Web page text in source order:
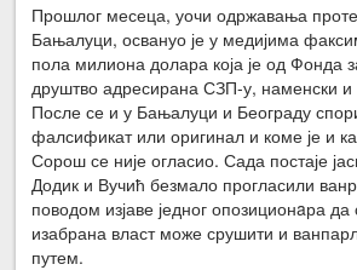
Прошлог месеца, уочи одржавања
Бањалуци, освануо је у медијима
пола милиона долара која је од Фонда
друштво адресирана СЗП-у, наменски
После се и у Бањалуци и Београду
фалсификат или оригинал и коме је и
Сорош се није огласио. Сада постаје
Додик и Вучић безмало прогласили
поводом изјаве једног опозиционaра да
изабрана власт може срушити и
путем.